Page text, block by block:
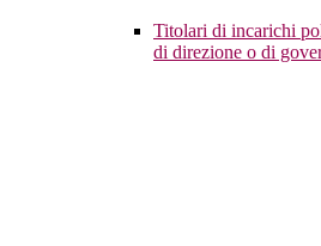
Titolari di incarichi
di direzione o di